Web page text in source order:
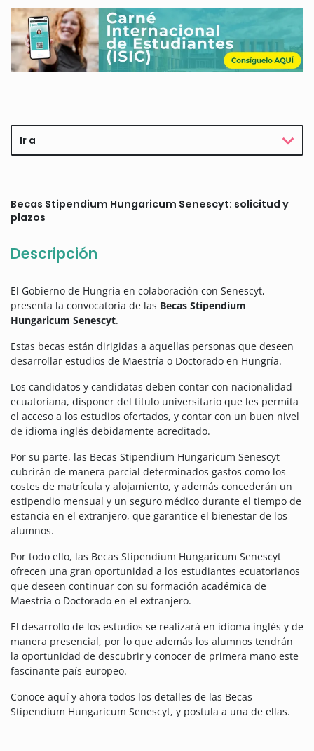
Ir a
Becas Stipendium Hungaricum Senescyt: solicitud y
plazos
Descripción
El Gobierno de Hungría en colaboración con Senescyt,
presenta la convocatoria de las Becas Stipendium
Hungaricum Senescyt.
Estas becas están dirigidas a aquellas personas que deseen
desarrollar estudios de Maestría o Doctorado en Hungría.
Los candidatos y candidatas deben contar con nacionalidad
ecuatoriana, disponer del título universitario que les permita
el acceso a los estudios ofertados, y contar con un buen nivel
de idioma inglés debidamente acreditado.
Por su parte, las Becas Stipendium Hungaricum Senescyt
cubrirán de manera parcial determinados gastos como los
costes de matrícula y alojamiento, y además concederán un
estipendio mensual y un seguro médico durante el tiempo de
estancia en el extranjero, que garantice el bienestar de los
alumnos.
Por todo ello, las Becas Stipendium Hungaricum Senescyt
ofrecen una gran oportunidad a los estudiantes ecuatorianos
que deseen continuar con su formación académica de
Maestría o Doctorado en el extranjero.
El desarrollo de los estudios se realizará en idioma inglés y de
manera presencial, por lo que además los alumnos tendrán
la oportunidad de descubrir y conocer de primera mano este
fascinante país europeo.
Conoce aquí y ahora todos los detalles de las Becas
Stipendium Hungaricum Senescyt, y postula a una de ellas.